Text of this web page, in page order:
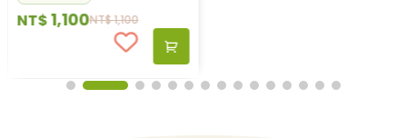
NT$1,100
NT$1,100